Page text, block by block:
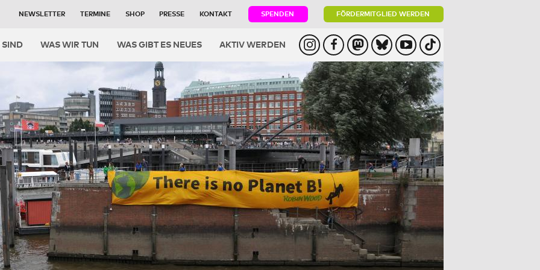
NEWSLETTER TERMINE SHOP PRESSE KONTAKT SPENDEN FÖRDERMITGLIED WERDEN
SIND WAS WIR TUN WAS GIBT ES NEUES AKTIV WERDEN